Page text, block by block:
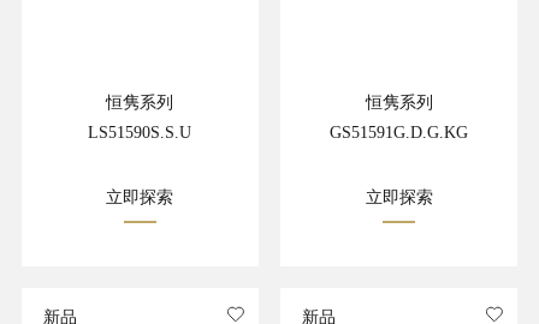
恒隽系列
LS51590S.S.U
立即探索
恒隽系列
GS51591G.D.G.KG
立即探索
新品 新品